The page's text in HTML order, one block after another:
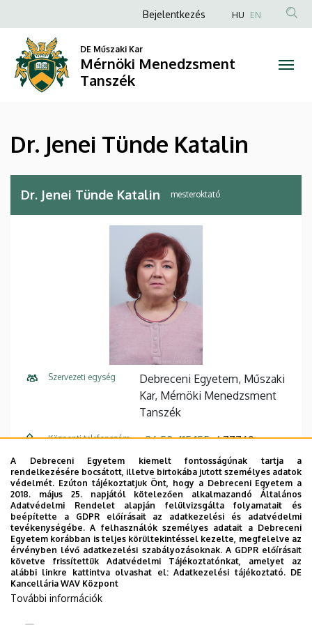
Jenei
Tünde
Katalin
Mérnöki
Menedzsment
Tanszék
a
tartalomra
Anonim
fiók
menüje
Bejelentkezés HU EN
DE Műszaki Kar
Mérnöki Menedzsment
Tanszék
Dr. Jenei Tünde Katalin
Dr. Jenei Tünde Katalin mesteroktató
Szervezeti egység
Debreceni Egyetem, Műszaki
Kar, Mérnöki Menedzsment
Tanszék
Központi telefonszám +36 52 415 155 77769
E-mail cím jeneit@eng.unideb.hu
Cím
4028 Debrecen, Ótemető
utca 2.
Épület Műszaki Kar "A" épület
Emelet, ajtó 2. emelet, 202/C
Weboldal
A Debreceni Egyetem kiemelt fontosságúnak tartja a
rendelkezésére bocsátott, illetve birtokába jutott személyes adatok
védelmét. Ezúton tájékoztatjuk Önt, hogy a Debreceni Egyetem a
2018. május 25. napjától kötelezően alkalmazandó Általános
Adatvédelmi Rendelet alapján felülvizsgálta folyamatait és
beépítette a GDPR előírásait az adatkezelési és adatvédelmi
tevékenységébe. A felhasználók személyes adatait a Debreceni
Egyetem korábban is teljes körültekintéssel kezelte, megfelelve az
érvényben lévő adatkezelési szabályozásoknak. A GDPR előírásait
követve frissítettük Adatvédelmi Tájékoztatónkat, amelyet az
alábbi linkre kattintva olvashat el:Adatkezelési tájékoztató. DE
Kancellária WAV Központ
További információk